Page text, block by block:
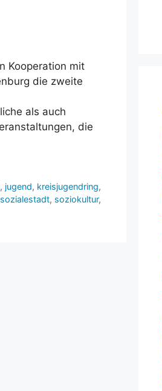
Kooperation mit
die zweite
als auch
die
, jugend, kreisjugendring,
sozialestadt, soziokultur,